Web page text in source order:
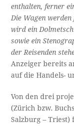
enthalten, ferner
Die Wagen
wird ein
sowie ein
der Reisenden
Anzeiger bereits
auf die Handels-
Von den drei
(Zürich bzw.
Salzburg –